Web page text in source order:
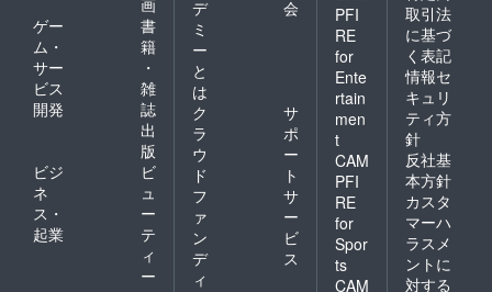
ゲー
ム・
サー
ビス
開発
書
籍
・
雑
誌
出
版
ビジ
ネ
ス・
起業
ビ
ュ
ー
テ
ィ
ー
デ
ミ
ー
と
は
会
ク
ラ
ウ
ド
フ
ァ
ン
デ
ィ
サ
ポ
ー
ト
サ
ー
ビ
ス
PFI
RE
for
Ente
rtain
men
t
CAM
PFI
RE
for
Spor
ts
CAM
取引法
に基づ
く表記
情報セ
キュリ
ティ方
針
反社基
本方針
カスタ
マーハ
ラスメ
ントに
対する